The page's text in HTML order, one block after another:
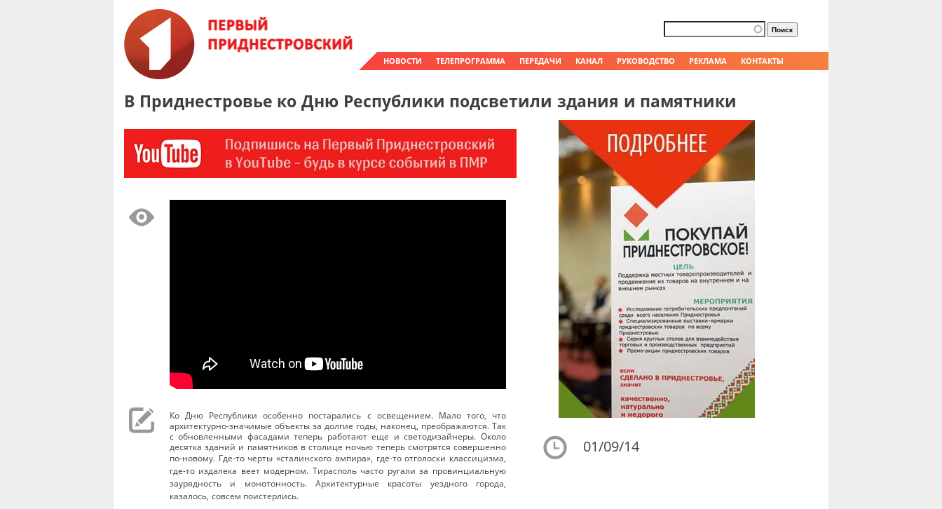
НОВОСТИ ТЕЛЕПРОГРАММА ПЕРЕДАЧИ КАНАЛ РУКОВОДСТВО РЕКЛАМА КОНТАКТЫ
Форма поиска
Поиск
В Приднестровье ко Дню Республики подсветили здания и памятники
Ко Дню Республики особенно постарались с освещением. Мало того, что
архитектурно-значимые объекты за долгие годы, наконец, преображаются. Так
с обновленными фасадами теперь работают еще и светодизайнеры. Около
десятка зданий и памятников в столице ночью теперь смотрятся совершенно
по-новому. Где-то черты «сталинского ампира», где-то отголоски классицизма,
где-то издалека веет модерном. Тирасполь часто ругали за провинциальную
заурядность и монотонность. Архитектурные красоты уездного города,
казалось, совсем поистерлись.
01/09/14